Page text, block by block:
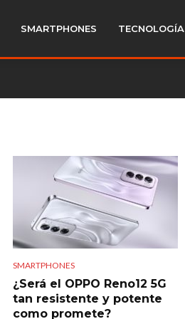
SMARTPHONES TECNOLOGÍA
SMARTPHONES
¿Será el OPPO Reno12 5G
tan resistente y potente
como promete?